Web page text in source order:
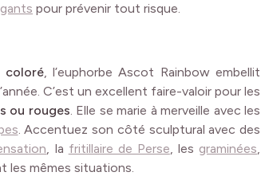
pour prévenir tout risque.
coloré, l’euphorbe Ascot Rainbow embellit
C’est un excellent faire-valoir pour les
ou rouges. Elle se marie à merveille avec les
. Accentuez son côté sculptural avec des
, la fritillaire de Perse, les graminées,
les mêmes situations.